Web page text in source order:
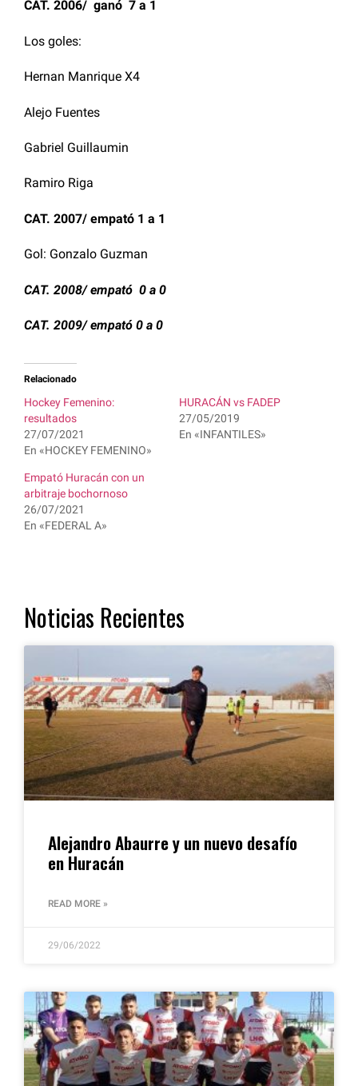
CAT. 2006/ ganó 7 a 1
Los goles:
Hernan Manrique X4
Alejo Fuentes
Gabriel Guillaumin
Ramiro Riga
CAT. 2007/ empató 1 a 1
Gol: Gonzalo Guzman
CAT. 2008/ empató 0 a 0
CAT. 2009/ empató 0 a 0
Relacionado
Hockey Femenino:
resultados
27/07/2021
En «HOCKEY FEMENINO»
HURACÁN vs FADEP
27/05/2019
En «INFANTILES»
Empató Huracán con un
arbitraje bochornoso
26/07/2021
En «FEDERAL A»
Noticias Recientes
Alejandro Abaurre y un nuevo desafío
en Huracán
READ MORE »
29/06/2022